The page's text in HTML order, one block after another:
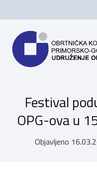
Festival
OPG-ova u
Objavljeno